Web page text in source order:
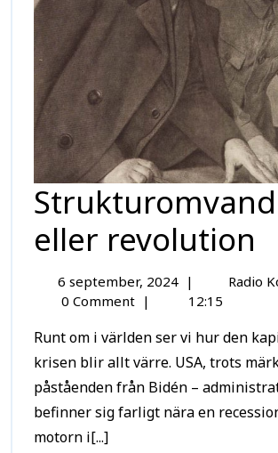
eller revolution
6 september, 2024 | Radio
0 Comment | 12:15
Runt om i världen ser vi hur den kapitalistiska
krisen blir allt värre. USA, trots
påståenden från Bidén –
befinner sig farligt nära en
motorn i[...]